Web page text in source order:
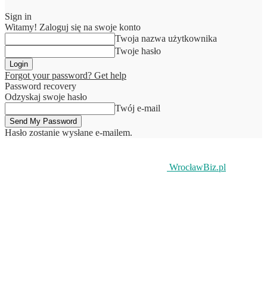
Sign in
Witamy! Zaloguj się na swoje konto
Twoja nazwa użytkownika
Twoje hasło
Forgot your password? Get help
Password recovery
Odzyskaj swoje hasło
Twój e-mail
Hasło zostanie wysłane e-mailem.
WrocławBiz.pl